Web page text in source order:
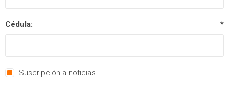
Cédula: *
Suscripción a noticias